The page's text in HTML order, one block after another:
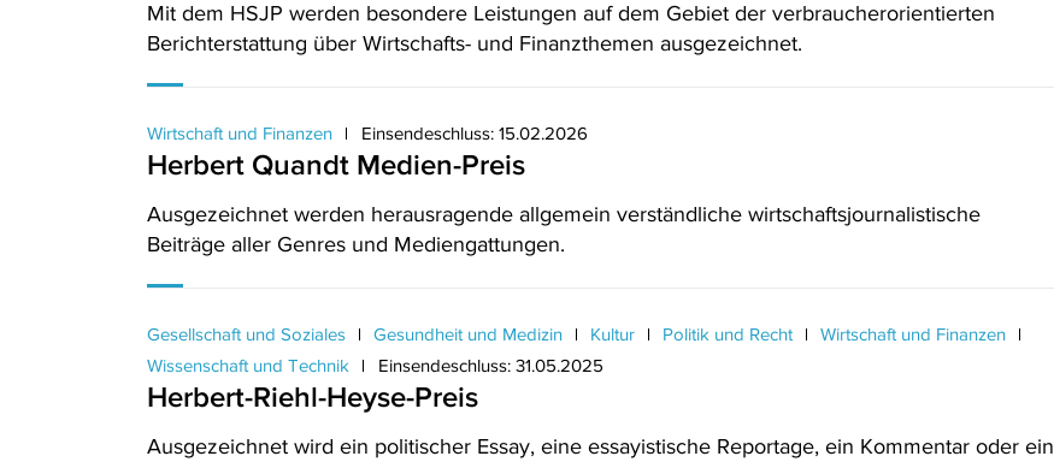
Mit dem HSJP werden besondere Leistungen auf dem Gebiet der verbraucherorientierten
Berichterstattung über Wirtschafts- und Finanzthemen ausgezeichnet.
Wirtschaft und Finanzen Einsendeschluss: 15.02.2026
Herbert Quandt Medien-Preis
Ausgezeichnet werden herausragende allgemein verständliche wirtschaftsjournalistische
Beiträge aller Genres und Mediengattungen.
Gesellschaft und Soziales Gesundheit und Medizin Kultur Politik und Recht
Wirtschaft und Finanzen
Wissenschaft und Technik
Einsendeschluss: 31.05.2025
Herbert-Riehl-Heyse-Preis
Ausgezeichnet wird ein politischer Essay, eine essayistische Reportage, ein Kommentar oder ein